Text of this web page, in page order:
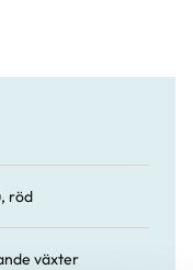
röd
växter